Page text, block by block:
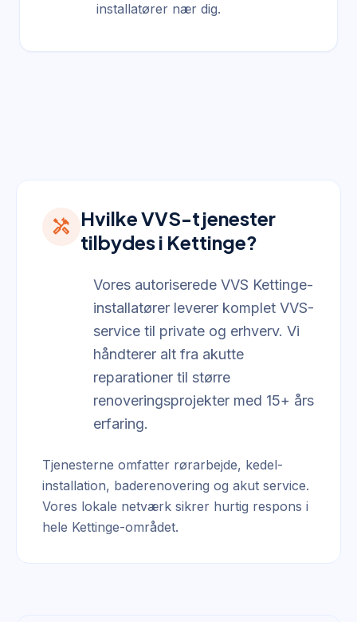
installatører nær dig.
handyman Hvilke VVS-tjenester
tilbydes i Kettinge?
Vores autoriserede VVS Kettinge-
installatører leverer komplet VVS-
service til private og erhverv. Vi
håndterer alt fra akutte
reparationer til større
renoveringsprojekter med 15+ års
erfaring.
Tjenesterne omfatter rørarbejde, kedel-
installation, baderenovering og akut service.
Vores lokale netværk sikrer hurtig respons i
hele Kettinge-området.